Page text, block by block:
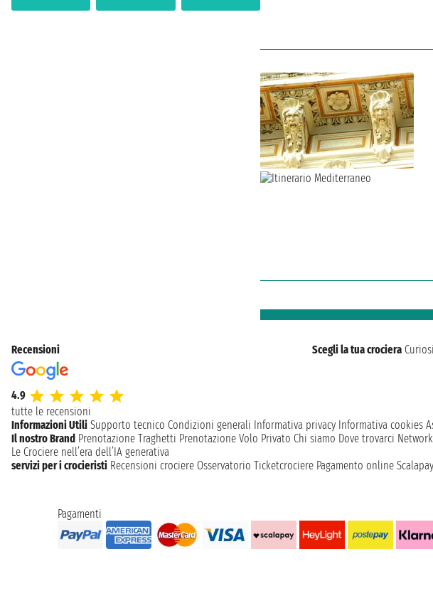
Recensioni
4.9
tutte le recensioni
Scegli la tua crociera
Informazioni Utili Supporto tecnico Condizioni generali Informativa privacy Informativa cookies
Il nostro Brand Prenotazione Traghetti Prenotazione Volo Privato Chi siamo Dove trovarci Network
Le Crociere nell’era dell’IA generativa
servizi per i crocieristi Recensioni crociere Osservatorio Ticketcrociere Pagamento online Scalapay
Pagamenti